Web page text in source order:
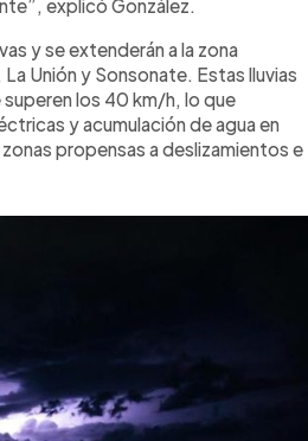
explicó González.
y se extenderán a la zona
Unión y Sonsonate. Estas lluvias
los 40 km/h, lo que
y acumulación de agua en
propensas a deslizamientos e